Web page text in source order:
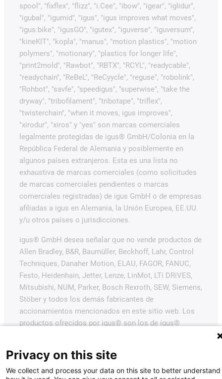
spool", "fixflex", "flizz", "i.Cee", "ibow", "igear", "iglidur",
"igubal", "igumid", "igus", "igus improves what moves",
"igus:bike", "igusGO", "igutex", "iguverse", "iguversum",
"kineKIT", "kopla", "manus", "motion plastics", "motion
polymers", "motionary", "plastics for longer life",
"print2mold", "Rawbot", "RBTX", "RCYL", "readycable",
"readychain", "ReBeL", "ReCyycle", "reguse", "robolink",
"Rohbot", "savfe", "speedigus", "superwise", "take the
dryway", "tribofilament", "tribotape", "triflex",
"twisterchain", "when it moves, igus improves",
"xirodur", "xiros" y "yes" son marcas comerciales
legalmente protegidas de igus® GmbH/Colonia en la
República Federal de Alemania y posiblemente en
algunos países extranjeros. Esta es una lista no
exhaustiva de marcas comerciales (como solicitudes
de marcas comerciales pendientes o marcas
comerciales registradas) de igus GmbH o de empresas
afiliadas a igus en Alemania, la Unión Europea, EE.UU.
y/u otros países o jurisdicciones.
igus® GmbH desea señalar que no vende productos de
Allen Bradley, B&R, Baumüller, Beckhoff, Lahr, Control
Techniques, Danaher Motion, ELAU, FAGOR, FANUC,
Festo, Heidenhain, Jetter, Lenze, LinMot, LTi DRiVES,
Mitsubishi, NUM, Parker, Bosch Rexroth, SEW, Siemens,
Stöber y todos los demás fabricantes de
accionamientos mencionados en este sitio web. Los
productos ofrecidos por igus® son los de igus®
Privacy on this site
We collect and process your data on this site to better understand